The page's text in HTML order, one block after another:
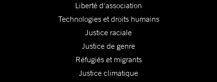
Liberté d'association
Technologies et droits humains
Justice raciale
Justice de genre
Réfugiés et migrants
Justice climatique